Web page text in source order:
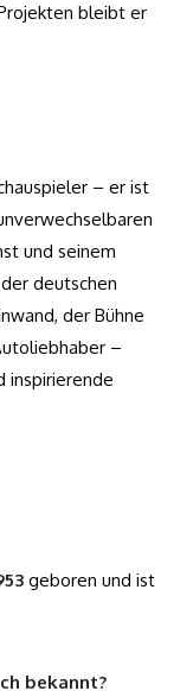
bleibt er
– er ist
und seinem
deutschen
der Bühne
–
inspirierende
geboren und ist
bekannt?